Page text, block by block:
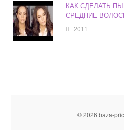
КАК СДЕЛАТЬ
СРЕДНИЕ
2011
© 2026 baza-